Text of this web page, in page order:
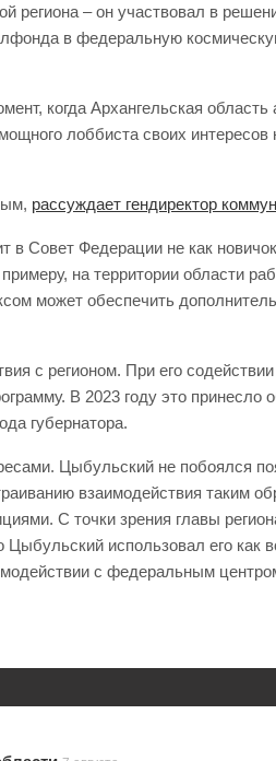
– он участвовал в
в федеральную
когда Архангельская
лоббиста своих
рассуждает гендиректор
Совет Федерации не как
на территории области
может обеспечить
с регионом. При его
В 2023 году это принесло
губернатора.
Цыбульский не побоялся
взаимодействия таким
С точки зрения главы
использовал его как
с федеральным